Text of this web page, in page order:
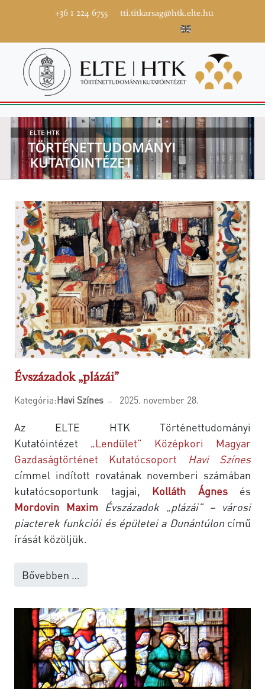
+36 1 224 6755 tti.titkarsag@htk.elte.hu
Évszázadok „plázái”
Kategória:Havi Színes 2025. november 28.
Az ELTE HTK Történettudományi
Kutatóintézet „Lendület” Középkori Magyar
Gazdaságtörténet Kutatócsoport
Havi Színes
címmel indított rovatának novemberi számában
kutatócsoportunk tagjai, Kolláth Ágnesés
Mordovin Maxim
Évszázadok „plázái” – városi
piacterek funkciói és épületei a Dunántúloncímű
írását közöljük.
Bővebben …